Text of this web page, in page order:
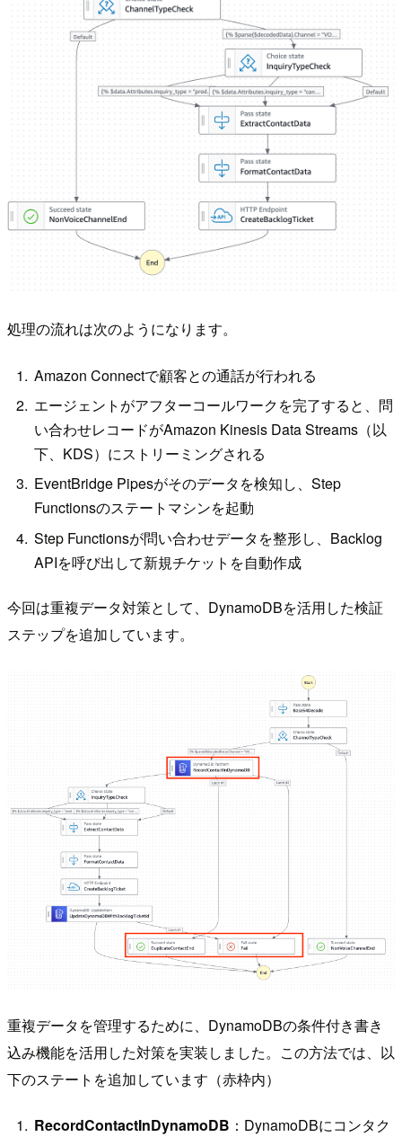
処理の流れは次のようになります。
Amazon Connectで顧客との通話が行われる
エージェントがアフターコールワークを完了すると、問
い合わせレコードがAmazon Kinesis Data Streams（以
下、KDS）にストリーミングされる
EventBridge Pipesがそのデータを検知し、Step
Functionsのステートマシンを起動
Step Functionsが問い合わせデータを整形し、Backlog
APIを呼び出して新規チケットを自動作成
今回は重複データ対策として、DynamoDBを活用した検証
ステップを追加しています。
重複データを管理するために、DynamoDBの条件付き書き
込み機能を活用した対策を実装しました。この方法では、以
下のステートを追加しています（赤枠内）
RecordContactInDynamoDB ：DynamoDBにコンタク